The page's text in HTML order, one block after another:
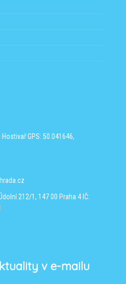
HostivařGPS: 50.041646,
212/1, 147 00 Praha 4 IČ:
v e-mailu